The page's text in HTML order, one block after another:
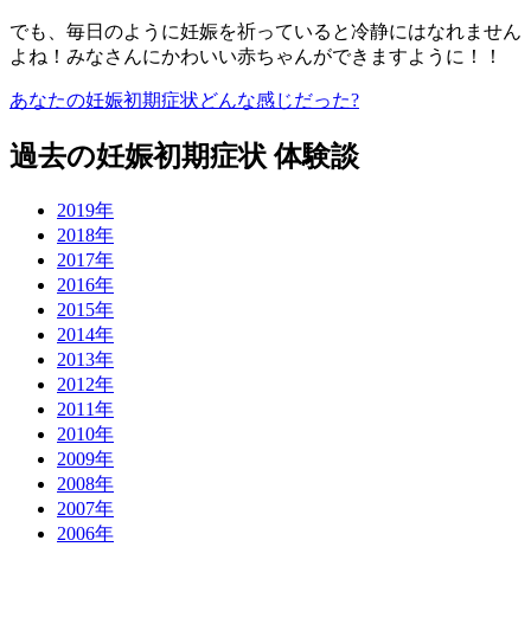
でも、毎日のように妊娠を祈っていると冷静にはなれません
よね！みなさんにかわいい赤ちゃんができますように！！
あなたの妊娠初期症状どんな感じだった?
過去の妊娠初期症状 体験談
2019年
2018年
2017年
2016年
2015年
2014年
2013年
2012年
2011年
2010年
2009年
2008年
2007年
2006年